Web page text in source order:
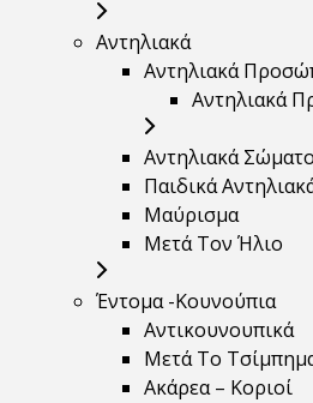
Αντηλιακά
Αντηλιακά
Αντηλιακά
Αντηλιακά
Παιδικά
Μαύρισμα
Mετά Τον Ήλιο
Έντομα -Κουνούπια
Αντικουνουπικά
Μετά Το
Ακάρεα – Κοριοί